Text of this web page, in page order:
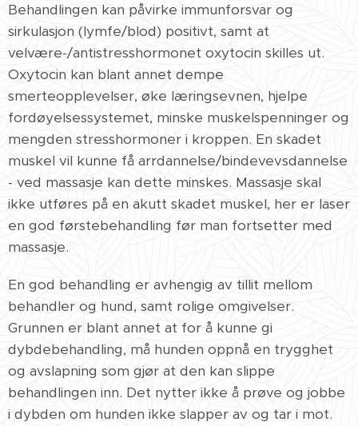
Behandlingen kan påvirke immunforsvar og
sirkulasjon (lymfe/blod) positivt, samt at
velvære-/antistresshormonet oxytocin skilles ut.
Oxytocin kan blant annet dempe
smerteopplevelser, øke læringsevnen, hjelpe
fordøyelsessystemet, minske muskelspenninger og
mengden stresshormoner i kroppen. En skadet
muskel vil kunne få arrdannelse/bindevevsdannelse
- ved massasje kan dette minskes. Massasje skal
ikke utføres på en akutt skadet muskel, her er laser
en god førstebehandling før man fortsetter med
massasje.
En god behandling er avhengig av tillit mellom
behandler og hund, samt rolige omgivelser.
Grunnen er blant annet at for å kunne gi
dybdebehandling, må hunden oppnå en trygghet
og avslapning som gjør at den kan slippe
behandlingen inn. Det nytter ikke å prøve og jobbe
i dybden om hunden ikke slapper av og tar i mot.